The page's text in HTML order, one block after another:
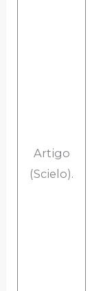
Artigo
(Scielo).